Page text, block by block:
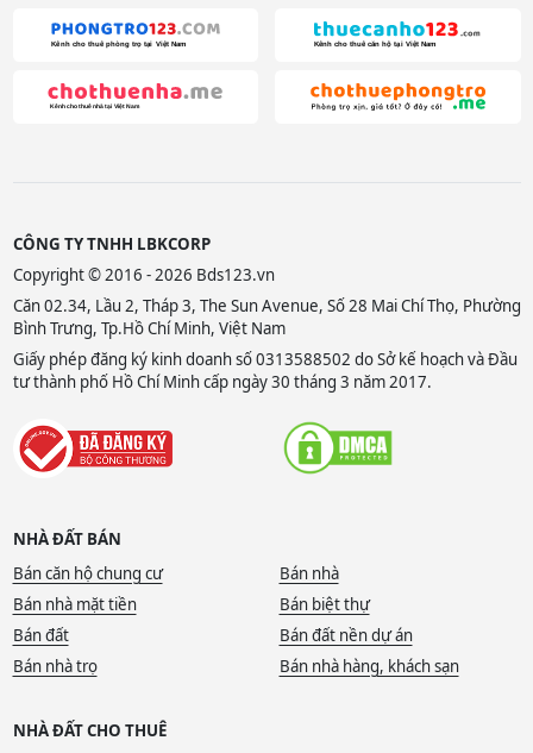
CÔNG TY TNHH LBKCORP
Copyright © 2016 - 2026 Bds123.vn
Căn 02.34, Lầu 2, Tháp 3, The Sun Avenue, Số 28 Mai Chí Thọ, Phường
Bình Trưng, Tp.Hồ Chí Minh, Việt Nam
Giấy phép đăng ký kinh doanh số 0313588502 do Sở kế hoạch và Đầu
tư thành phố Hồ Chí Minh cấp ngày 30 tháng 3 năm 2017.
NHÀ ĐẤT BÁN
Bán căn hộ chung cư
Bán nhà
Bán nhà mặt tiền
Bán biệt thự
Bán đất
Bán đất nền dự án
Bán nhà trọ
Bán nhà hàng, khách sạn
NHÀ ĐẤT CHO THUÊ